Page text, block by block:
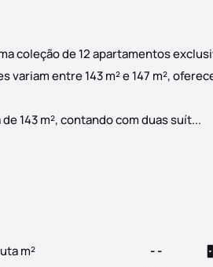
coleção de 12 apartamentos
variam entre 143 m² e 147 m²,
143 m², contando com duas suít...
m² - -